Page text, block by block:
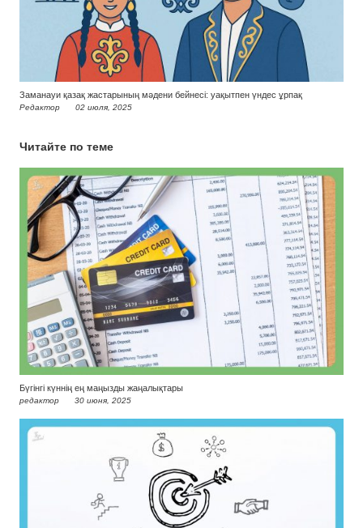
Заманауи қазақ жастарының мәдени бейнесі: уақытпен үндес ұрпақ
Редактор 02 июля, 2025
Читайте по теме
Бүгінгі күннің ең маңызды жаңалықтары
редактор 30 июня, 2025